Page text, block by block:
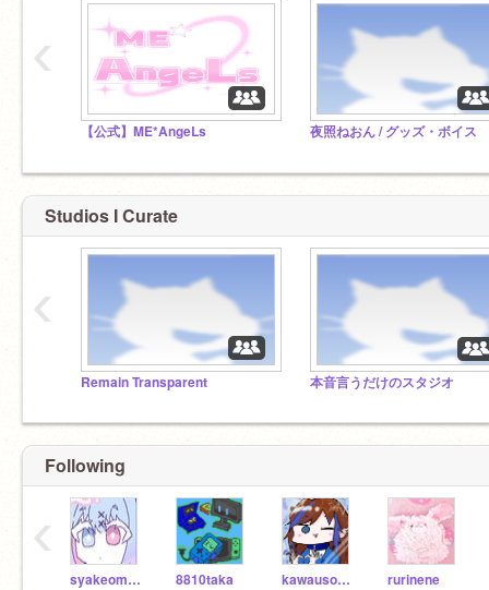
【公式】ME*AngeLs 夜照ねおん / グッズ・ボイス
‹
Studios I Curate
Remain Transparent 本音言うだけのスタジオ
‹
Following
syakeomusubi 8810taka kawausonight-star rurinene
‹